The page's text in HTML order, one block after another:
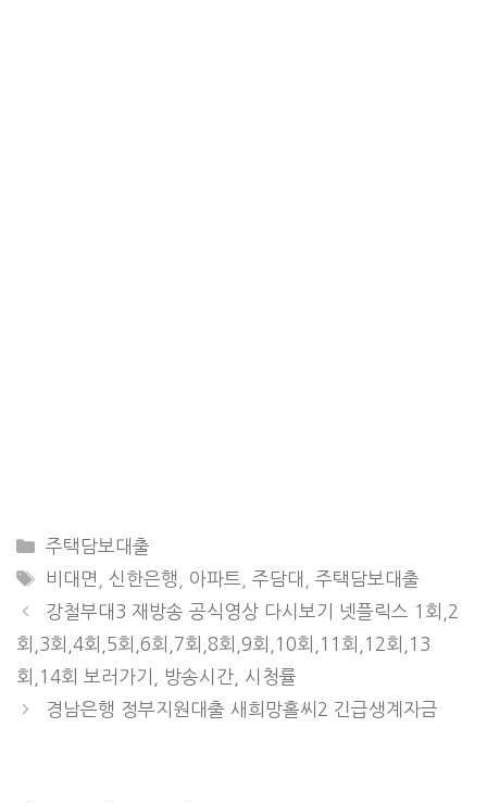
CATEGORIES
주택담보대출
TAGS
비대면 ,신한은행 아파트 ,주담대 ,주택담보대출
강철부대3 재방송 공식영상 다시보기 넷플릭스 1회,2
회,3회,4회,5회,6회,7회,8회,9회,10회,11회,12회,13
회,14회 보러가기, 방송시간, 시청률
경남은행 정부지원대출 새희망홀씨2 긴급생계자금